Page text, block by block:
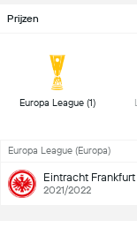
Prijzen
Europa League (1)
Europa League (Europa)
Eintracht Frankfurt
2021/2022